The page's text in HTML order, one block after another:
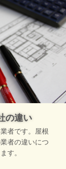
の違い
者です。屋根
者の違いにつ
す。